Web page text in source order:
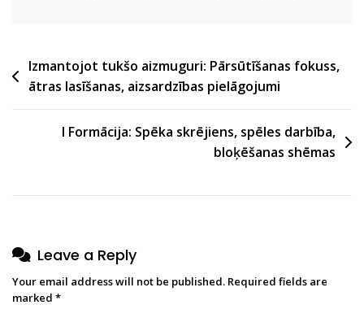
Post
navigation
Izmantojot tukšo aizmuguri: Pārsūtīšanas fokuss,
ātras lasīšanas, aizsardzības pielāgojumi
I Formācija: Spēka skrējiens, spēles darbība,
bloķēšanas shēmas
Leave a Reply
Your email address will not be published. Required fields are
marked *